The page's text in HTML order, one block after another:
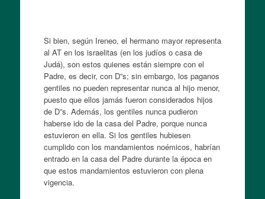
Si bien, según Ireneo, el hermano mayor representa
al AT en los israelitas (en los judíos o casa de
Judá), son estos quienes están siempre con el
Padre, es decir, con D”s; sin embargo, los paganos
gentiles no pueden representar nunca al hijo menor,
puesto que ellos jamás fueron considerados hijos
de D”s. Además, los gentiles nunca pudieron
haberse ido de la casa del Padre, porque nunca
estuvieron en ella. Si los gentiles hubiesen
cumplido con los mandamientos noémicos, habrían
entrado en la casa del Padre durante la época en
que estos mandamientos estuvieron con plena
vigencia.